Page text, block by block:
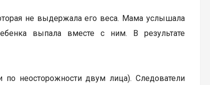
не выдержала его веса. Мама услышала
выпала вместе с ним. В результате
неосторожности двум лица). Следователи